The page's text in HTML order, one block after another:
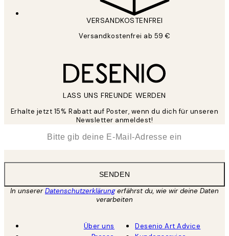
VERSANDKOSTENFREI
Versandkostenfrei ab 59 €
LASS UNS FREUNDE WERDEN
Erhalte jetzt 15% Rabatt auf Poster, wenn du dich für unseren
Newsletter anmeldest!
SENDEN
In unsererDatenschutzerklärungerfährst du, wie wir deine Daten
verarbeiten
Über uns
Desenio Art Advice